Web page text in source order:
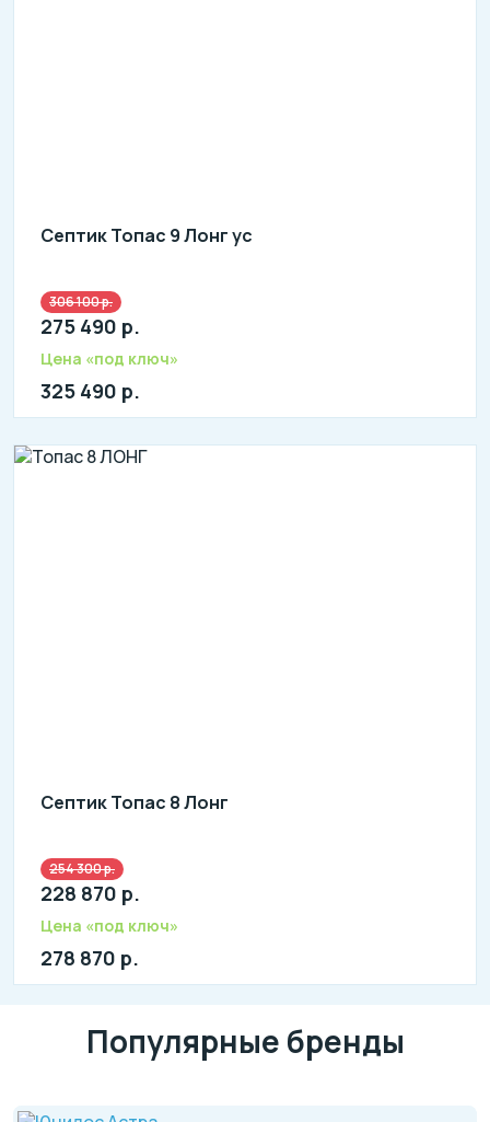
Септик Топас 9 Лонг ус
Количество человек: 7-9
литров в сутки: 1800
л: 510
306 100 р.
275 490 р.
Цена «под ключ»
325 490 р.
Септик Топас 8 Лонг
Количество человек: 6-8
литров в сутки: 1600
л: 440
254 300 р.
228 870 р.
Цена «под ключ»
278 870 р.
Популярные бренды